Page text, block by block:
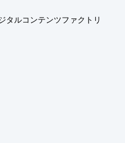
タルコンテンツファクトリ